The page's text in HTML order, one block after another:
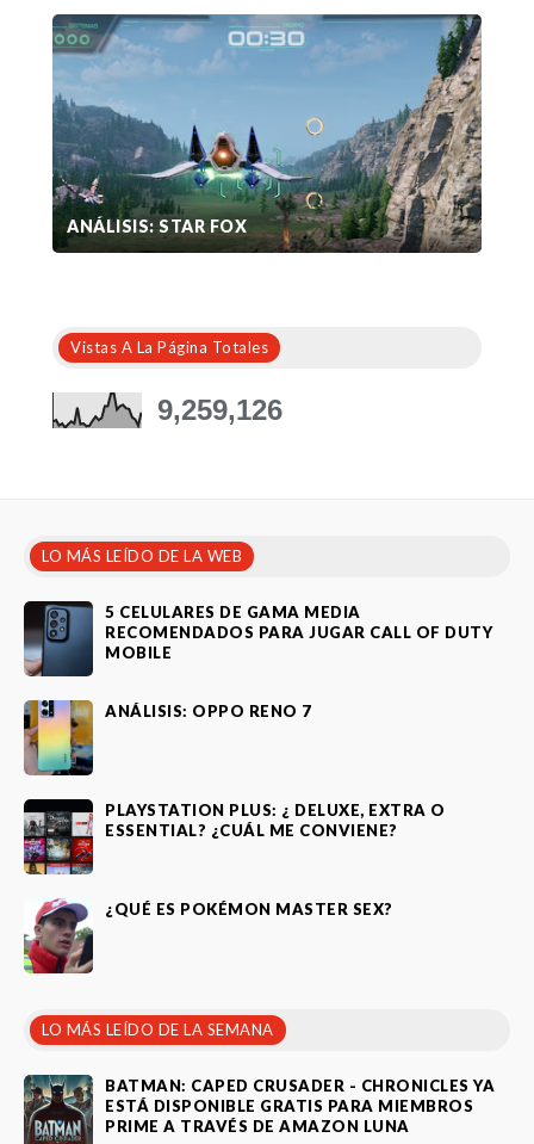
ANÁLISIS: STAR FOX
Vistas A La Página Totales
9,259,126
LO MÁS LEÍDO DE LA WEB
5 CELULARES DE GAMA MEDIA
RECOMENDADOS PARA JUGAR CALL OF DUTY
MOBILE
ANÁLISIS: OPPO RENO 7
PLAYSTATION PLUS: ¿ DELUXE, EXTRA O
ESSENTIAL? ¿CUÁL ME CONVIENE?
¿QUÉ ES POKÉMON MASTER SEX?
LO MÁS LEÍDO DE LA SEMANA
BATMAN: CAPED CRUSADER - CHRONICLES YA
ESTÁ DISPONIBLE GRATIS PARA MIEMBROS
PRIME A TRAVÉS DE AMAZON LUNA